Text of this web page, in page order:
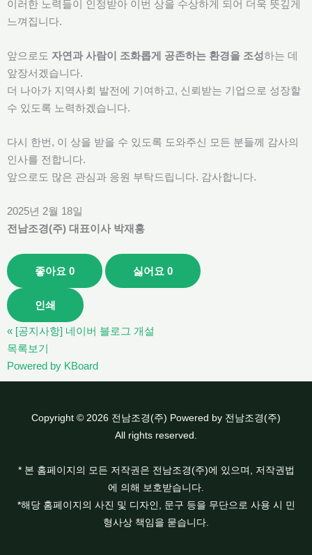
이러한 노력들이 인정받아 이번 상을 수상하게 되어 더욱 뜻깊게
느껴집니다.
앞으로도 자연과 사람이 조화롭게 공존하는 환경을 조성하는 데
앞장서겠습니다.
더 나아가 지역사회 발전에 기여하고, 신뢰받는 기업으로 성장할
수 있도록 노력하겠습니다.
다시 한번, 이 상을 받을 수 있도록 도와주신 모든 분들께 감사의
인사를 전합니다.
앞으로도 많은 관심과 응원 부탁드립니다. 감사합니다.
2025년 2월 18일
전남조경(주) 대표이사 박재홍
좋아요 0 싫어요 0
인쇄
« [공지사항] 네이버 블로그 개설
목록보기
Powered by KBoard
Copyright © 2026 전남조경(주) Powered by 전남조경(주)
All rights reserved.
* 본 홈페이지의 모든 저작권은 전남조경(주)에 있으며, 저작권법
에 의해 보호받습니다.
*해당 홈페이지의 사진 및 디자인, 문구 등을 무단으로 사용 시 민
형사상 책임을 묻습니다.